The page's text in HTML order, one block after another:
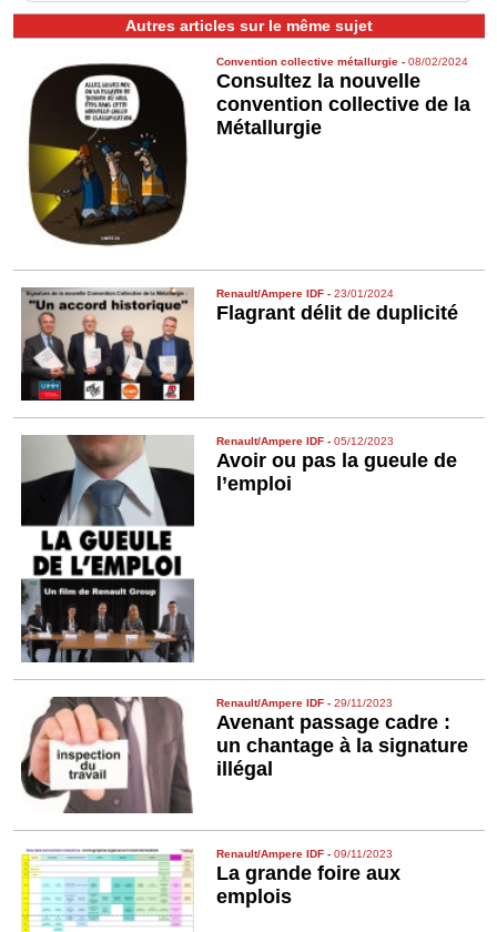
Autres articles sur le même sujet
Convention collective métallurgie -08/02/2024
Consultez la nouvelle
convention collective de la
Métallurgie
Renault/Ampere IDF -23/01/2024
Flagrant délit de duplicité
Renault/Ampere IDF -05/12/2023
Avoir ou pas la gueule de
l’emploi
Renault/Ampere IDF -29/11/2023
Avenant passage cadre :
un chantage à la signature
illégal
Renault/Ampere IDF -09/11/2023
La grande foire aux
emplois